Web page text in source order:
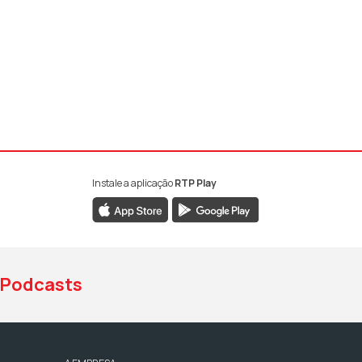
da RTP Antena 1
da RTP Antena 1
YouTube da RTP Antena 1
Instale a aplicaçãoRTP Play
Podcasts